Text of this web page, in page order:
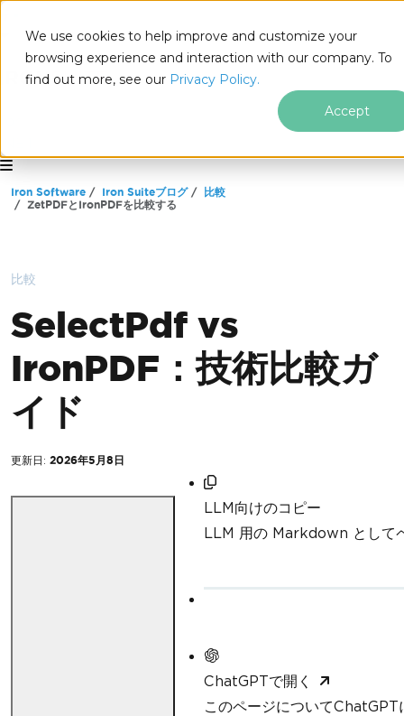
We use cookies to help improve and customize your
browsing experience and interaction with our company. To
find out more, see our Privacy Policy.
Accept
フッターコンテンツにスキップ
Iron Software Iron Suiteブログ
比較
ZetPDFとIronPDFを比較する
比較
SelectPdf vs
IronPDF：技術比較ガ
イド
更新日: 2026年5月8日
LLM向けのコピー
LLM 用の Markdown として
ChatGPTで開く
このページについてChatGPT